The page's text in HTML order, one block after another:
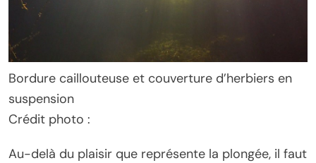
Bordure caillouteuse et couverture d’herbiers en
suspension
Crédit photo :
Au-delà du plaisir que représente la plongée, il faut